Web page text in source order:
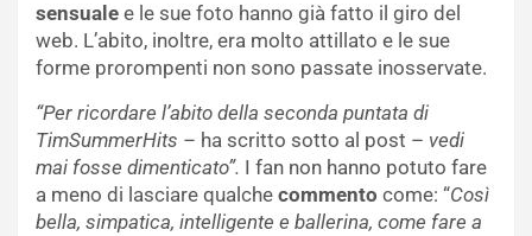
sensuale e le sue foto hanno già fatto il giro del
web. L’abito, inoltre, era molto attillato e le sue
forme prorompenti non sono passate inosservate.
“Per ricordare l’abito della seconda puntata di
TimSummerHits – ha scritto sotto al post – vedi
mai fosse dimenticato”. I fan non hanno potuto fare
a meno di lasciare qualche commento come: “Così
bella, simpatica, intelligente e ballerina, come fare a